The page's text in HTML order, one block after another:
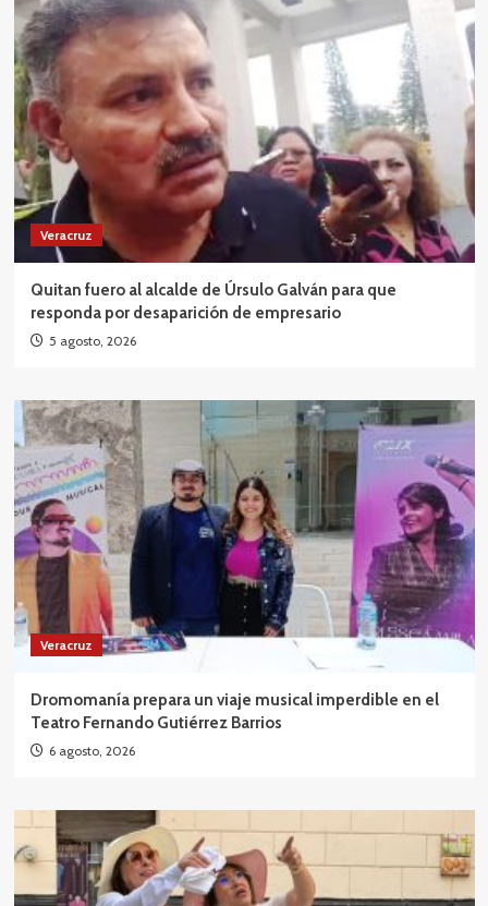
Veracruz
Quitan fuero al alcalde de Úrsulo Galván para que
responda por desaparición de empresario
5 agosto, 2026
Veracruz
Dromomanía prepara un viaje musical imperdible en el
Teatro Fernando Gutiérrez Barrios
6 agosto, 2026